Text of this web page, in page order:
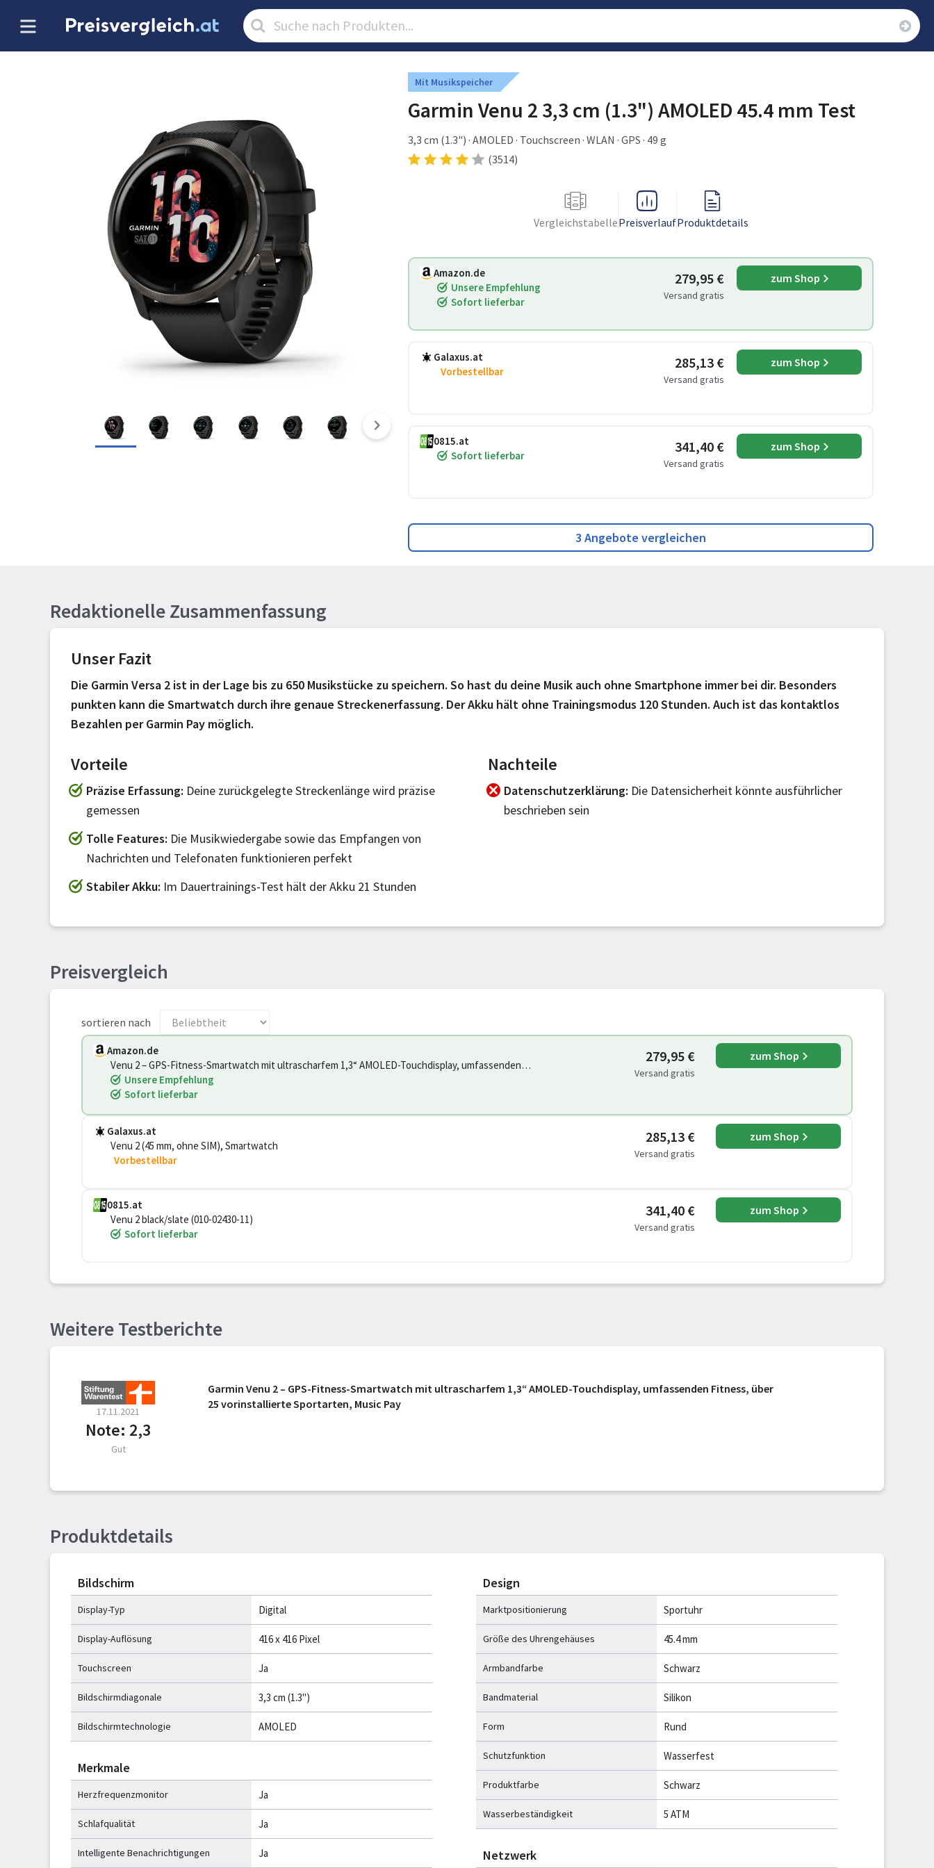
Artikel
suchen:
Mit Musikspeicher
Garmin Venu 2 3,3 cm (1.3") AMOLED 45.4 mm Test
3,3 cm (1.3") · AMOLED · Touchscreen · WLAN · GPS · 49 g
(3514)
VergleichstabellePreisverlaufProduktdetails
Amazon.de
Unsere Empfehlung
Sofort lieferbar
279,95 €
Versand gratis
zum Shop
Galaxus.at
Vorbestellbar
285,13 €
Versand gratis
zum Shop
0815.at
Sofort lieferbar
341,40 €
Versand gratis
zum Shop
3 Angebote vergleichen
Redaktionelle Zusammenfassung
Unser Fazit
Die Garmin Versa 2 ist in der Lage bis zu 650 Musikstücke zu speichern. So hast du deine Musik auch ohne Smartphone immer bei dir. Besonders
punkten kann die Smartwatch durch ihre genaue Streckenerfassung. Der Akku hält ohne Trainingsmodus 120 Stunden. Auch ist das kontaktlos
Bezahlen per Garmin Pay möglich.
Vorteile
Präzise Erfassung Deine zurückgelegte Streckenlänge wird präzise
gemessen
Tolle Features Die Musikwiedergabe sowie das Empfangen von
Nachrichten und Telefonaten funktionieren perfekt
Stabiler Akku Im Dauertrainings-Test hält der Akku 21 Stunden
Nachteile
Datenschutzerklärung Die Datensicherheit könnte ausführlicher
beschrieben sein
Preisvergleich
sortieren nach
Amazon.de
Venu 2 – GPS-Fitness-Smartwatch mit ultrascharfem 1,3“ AMOLED-Touchdisplay, umfassenden
Fitness, über 25 vorinstallierte Sportarten, Music Pay
Unsere Empfehlung
Sofort lieferbar
279,95 €
Versand gratis
zum Shop
Galaxus.at
Venu 2 (45 mm, ohne SIM), Smartwatch
Vorbestellbar
285,13 €
Versand gratis
zum Shop
0815.at
Venu 2 black/slate (010-02430-11)
Sofort lieferbar
341,40 €
Versand gratis
zum Shop
Weitere Testberichte
17.11.2021
Note: 2,3
Gut
Garmin Venu 2 – GPS-Fitness-Smartwatch mit ultrascharfem 1,3“ AMOLED-Touchdisplay, umfassenden Fitness, über
25 vorinstallierte Sportarten, Music Pay
Produktdetails
Bildschirm
Display-Typ Digital
Display-Auflösung 416 x 416 Pixel
Touchscreen Ja
Bildschirmdiagonale 3,3 cm (1.3")
Bildschirmtechnologie AMOLED
Merkmale
Herzfrequenzmonitor Ja
Schlafqualität Ja
Intelligente Benachrichtigungen Ja
Design
Marktpositionierung Sportuhr
Größe des Uhrengehäuses 45.4 mm
Armbandfarbe Schwarz
Bandmaterial Silikon
Form Rund
Schutzfunktion Wasserfest
Produktfarbe Schwarz
Wasserbeständigkeit 5 ATM
Netzwerk